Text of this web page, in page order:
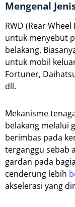
Mengenal
RWD (Rear
untuk menyebut
belakang.
untuk mobil
Fortuner,
dll.
Mekanisme
belakang melalui
berimbas pada
terganggu sebab
gardan pada
cenderung lebih
akselerasi yang